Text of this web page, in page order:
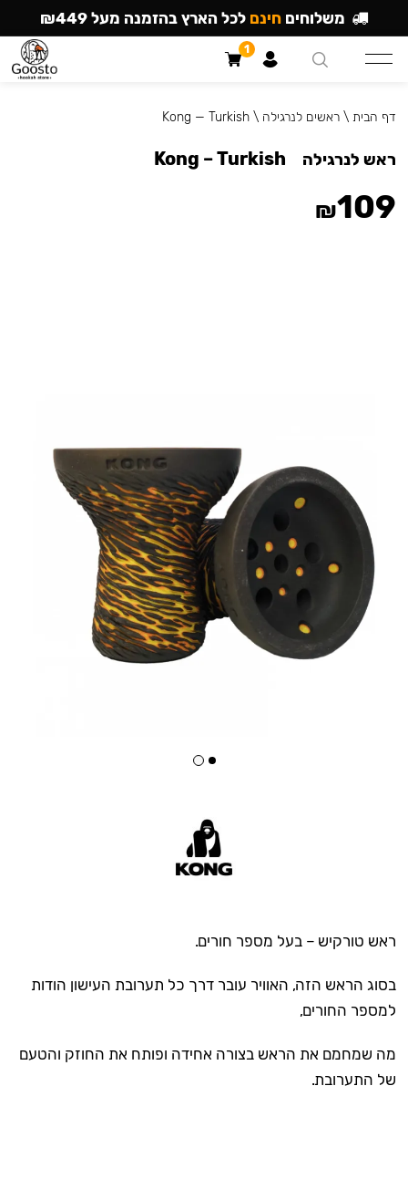
ראש טורקיש – בעל מספר חורים.
בסוג הראש הזה, האוויר עובר דרך כל תערובת העישון הודות
למספר החורים,
מה שמחמם את הראש בצורה אחידה ופותח את החוזק והטעם
של התערובת.
דף הבית \ראשים לנרגילה \
Kong — Turkish
ראש לנרגילה Kong – Turkish
₪109
משלוחים חינם לכל הארץ בהזמנה מעל ₪449
1